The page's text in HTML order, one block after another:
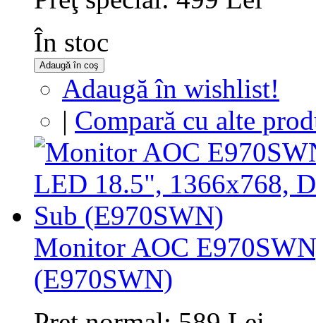
În stoc
Adaugă în coş
Adaugă în wishlist!
| Compară cu alte
Monitor AOC
(E970SWN)